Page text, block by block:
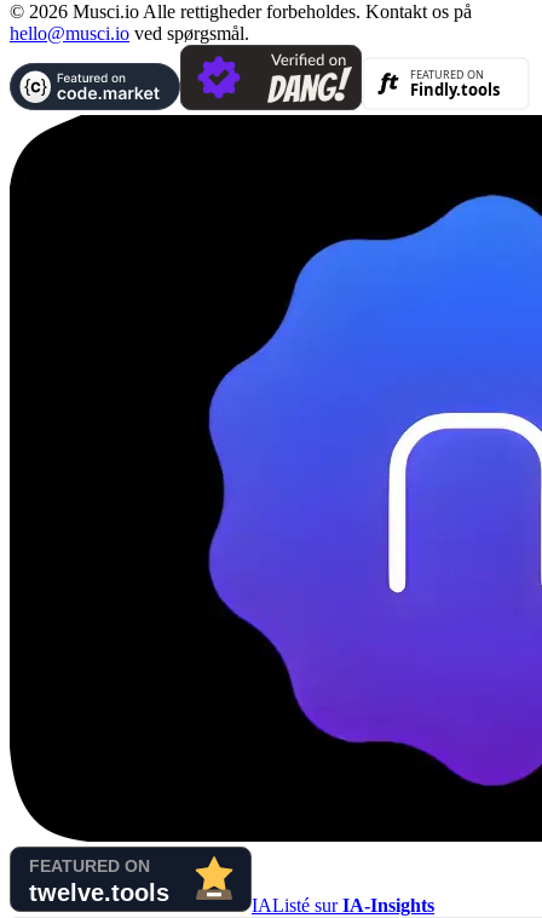
© 2026 Musci.io Alle rettigheder forbeholdes. Kontakt os på
hello@musci.io ved spørgsmål.
IAListé surIA-Insights